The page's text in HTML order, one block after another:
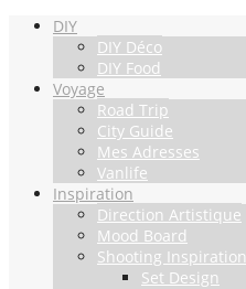
DIY
DIY Déco
DIY Food
Voyage
Road Trip
City Guide
Mes Adresses
Vanlife
Inspiration
Direction Artistique
Mood Board
Shooting Inspiration
Set Design